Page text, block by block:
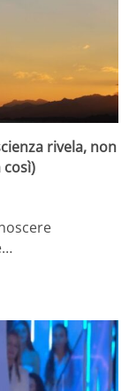
rivela, non
così)